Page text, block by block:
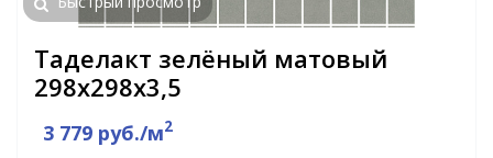
Таделакт зелёный матовый
298x298x3,5
3 779 руб./м2